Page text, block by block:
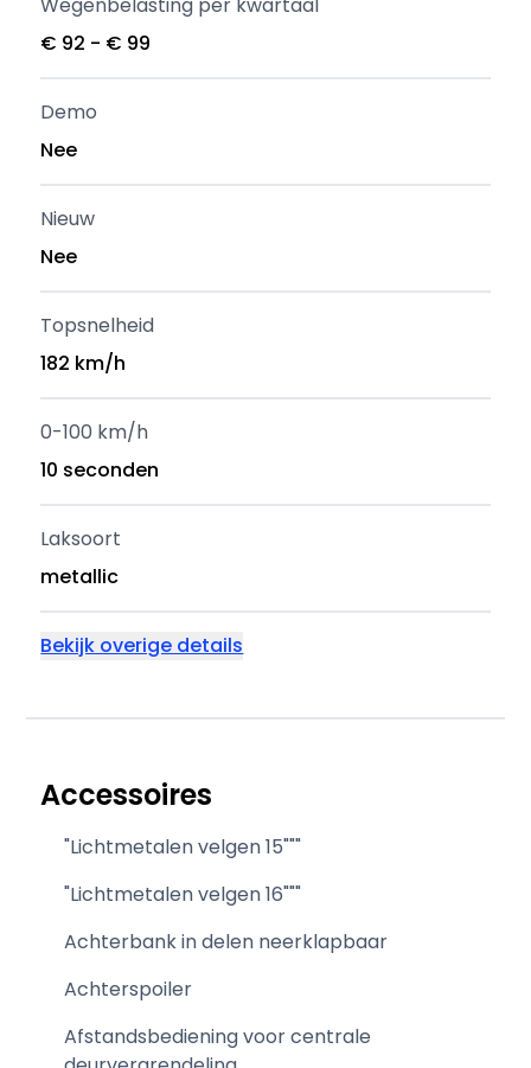
€ 92 - € 99
Demo
Nee
Nieuw
Nee
Topsnelheid
182 km/h
0-100 km/h
10 seconden
Laksoort
metallic
Bekijk overige details
Accessoires
"Lichtmetalen velgen 15"""
"Lichtmetalen velgen 16"""
Achterbank in delen neerklapbaar
Achterspoiler
Afstandsbediening voor centrale